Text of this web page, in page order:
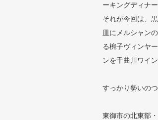
ーキングディナ
それが今回は、
皿にメルシャン
る椀子ヴィンヤ
ンを千曲川ワイ
すっかり勢いの
東御市の北東部